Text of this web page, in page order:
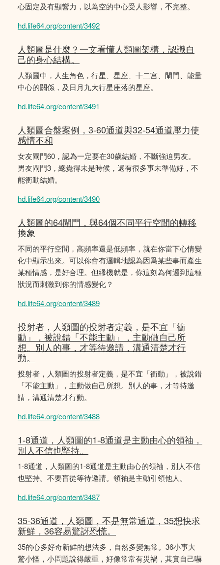
心固定及有顯響力，以為空的中心受人影響，𣎴完整。
hd.life64.org/content/3492
人類圖是什麼？一文看懂人類圖架構，認識自
己的身心結構。
人類圖中，人生角色，行星、星座、十二宫、閘門、能量
中心的關係，及日月九大行星座落的星座。
hd.life64.org/content/3491
人類圖合盤案例，3-60通道與32-54通道壓力使
感情不和
女友閘門60，認為一定要在30歲結婚，不斷強迫男友。
男友閘門3，總覺得未是時候，還有很多事未準備好，不
能衝動結婚。
hd.life64.org/content/3490
人類圖的64閘門，與64個不同平行空間的轉移
換象
不同的平行空間，高頻率還是低頻率，就在你當下心情變
化中顯示出來。可以你會有邏輯地認為因爲某些事而產生
某種情感，是好合理。但縁機就是，你這刻為何邏到這種
狀況而刺激到你的情感變化？
hd.life64.org/content/3489
投射者，人類圖的投射者定義，是不宜「衝
動」，被說錯「不能主動」，主動做自己所
想。別人的事，才等待邀請，溝通清楚才行
動。
投射者，人類圖的投射者定義，是不宜「衝動」，被說錯
「不能主動」，主動做自己所想。別人的事，才等待邀
請，溝通清楚才行動。
hd.life64.org/content/3488
1-8通道，人類圖的1-8通道是主動由心的領䄂，
別人不信也堅持。
1-8通道，人類圖的1-8通道是主動由心的領䄂，別人不信
也堅持。不要盲從等待邀請。領袖是主動引領他人。
hd.life64.org/content/3487
35-36通道，人類圖，不是無常通道，35想快求
新鮮，36容易驚訝恐慌。
35的心多好奇新鮮的想法多，自然多變無常。36小事大
驚小怪，小問題說得嚴重，好像常常有災禍，其實自己嚇